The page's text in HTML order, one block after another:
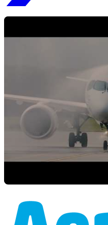
Cliquez pour charger la vidéo